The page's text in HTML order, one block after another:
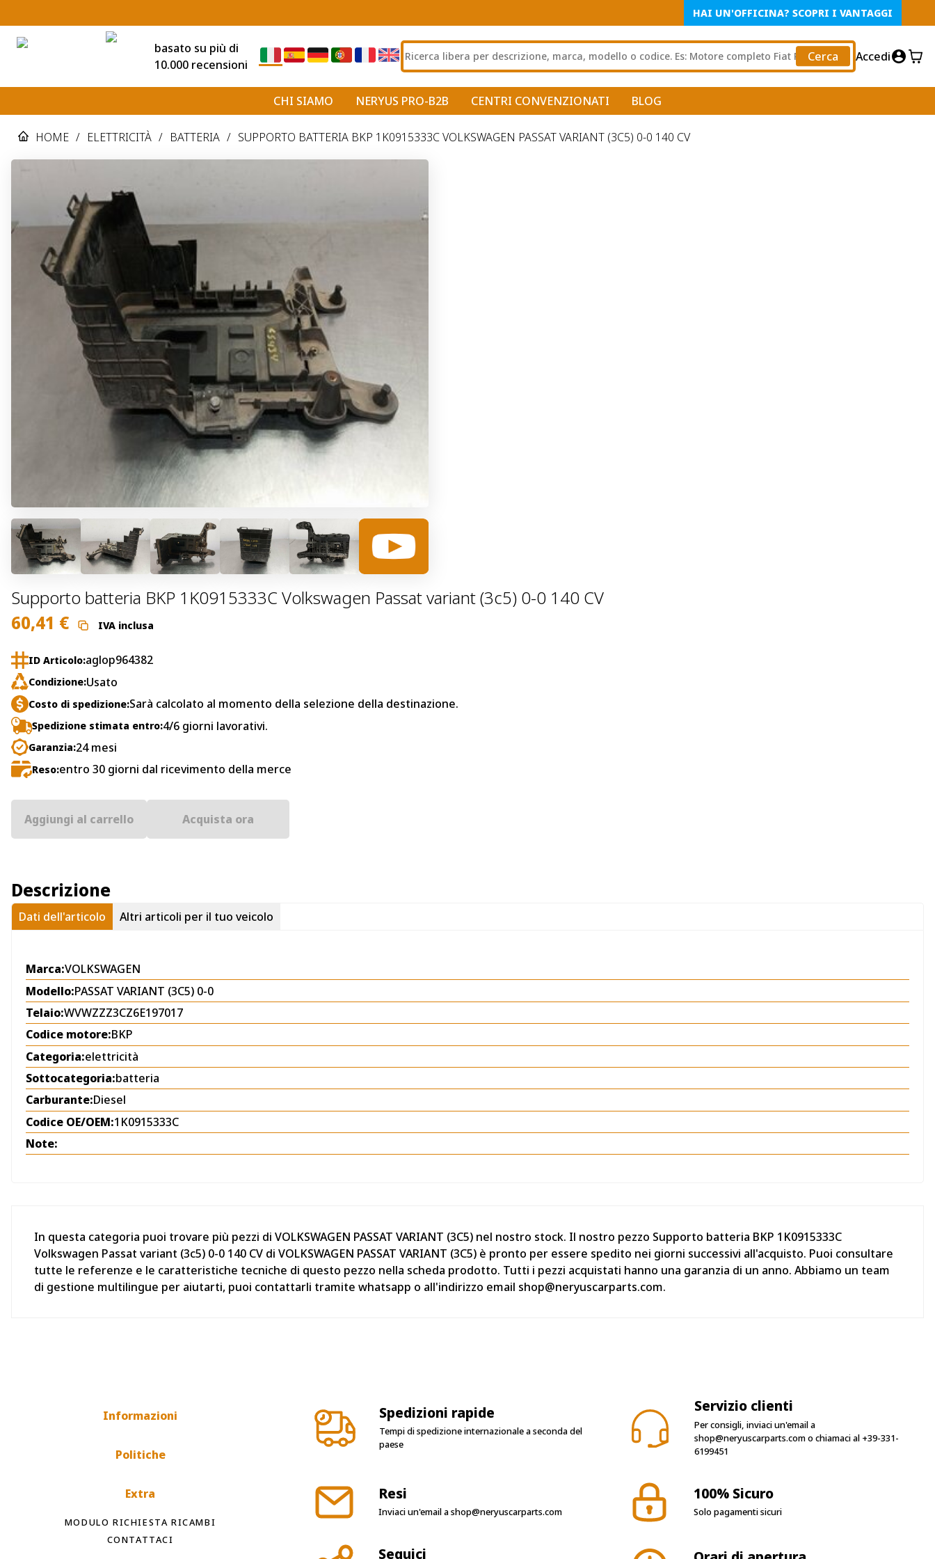
HAI UN'OFFICINA? SCOPRI I VANTAGGI
basato su più di
10.000 recensioni
Cerca Accedi
CHI SIAMO NERYUS PRO-B2B CENTRI CONVENZIONATI BLOG
HOME / ELETTRICITÀ / BATTERIA / SUPPORTO BATTERIA BKP 1K0915333C VOLKSWAGEN PASSAT VARIANT (3C5) 0-0 140 CV
Supporto batteria BKP 1K0915333C Volkswagen Passat variant (3c5) 0-0 140 CV
60,41 € IVA inclusa
ID Articolo:aglop964382
Condizione:Usato
Costo di spedizione:Sarà calcolato al momento della selezione della destinazione.
Spedizione stimata entro:4/6 giorni lavorativi.
Garanzia:24 mesi
Reso:entro 30 giorni dal ricevimento della merce
Aggiungi al carrello Acquista ora
Descrizione
Dati dell'articolo Altri articoli per il tuo veicolo
Marca:VOLKSWAGEN
Modello:PASSAT VARIANT (3C5) 0-0
Telaio:WVWZZZ3CZ6E197017
Codice motore:BKP
Categoria:elettricità
Sottocategoria:batteria
Carburante:Diesel
Codice OE/OEM:1K0915333C
Note:
In questa categoria puoi trovare più pezzi di VOLKSWAGEN PASSAT VARIANT (3C5) nel nostro stock. Il nostro pezzo Supporto batteria BKP 1K0915333C
Volkswagen Passat variant (3c5) 0-0 140 CV di VOLKSWAGEN PASSAT VARIANT (3C5) è pronto per essere spedito nei giorni successivi all'acquisto. Puoi consultare
tutte le referenze e le caratteristiche tecniche di questo pezzo nella scheda prodotto. Tutti i pezzi acquistati hanno una garanzia di un anno. Abbiamo un team
di gestione multilingue per aiutarti, puoi contattarli tramite whatsapp o all'indirizzo email shop@neryuscarparts.com.
Informazioni
Politiche
Extra
MODULO RICHIESTA RICAMBI
CONTATTACI
Spedizioni rapide
Tempi di spedizione internazionale a seconda del
paese
Servizio clienti
Per consigli, inviaci un'email a
shop@neryuscarparts.como chiamaci al +39-331-
6199451
Resi
Inviaci un'email ashop@neryuscarparts.com
100% Sicuro
Solo pagamenti sicuri
Seguici